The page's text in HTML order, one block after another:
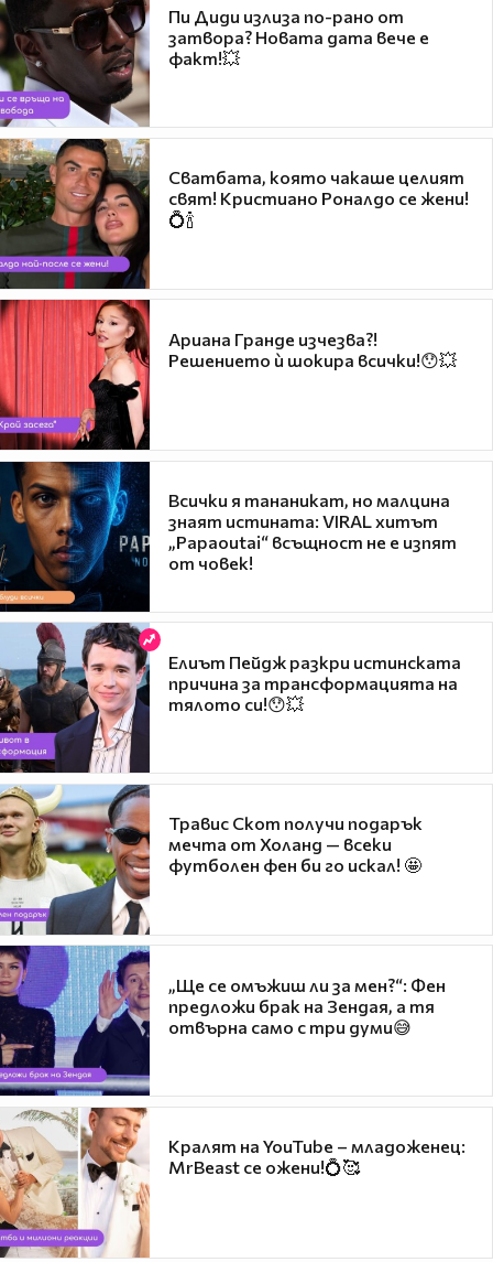
Пи Диди излиза по-рано от
затвора? Новата дата вече е
факт!💥
Сватбата, която чакаше целият
свят! Кристиано Роналдо се жени!
💍🍾
Ариана Гранде изчезва?!
Решението ѝ шокира всички!😯💥
Всички я тананикат, но малцина
знаят истината: VIRAL хитът
„Papaoutai“ всъщност не е изпят
от човек!
Елиът Пейдж разкри истинската
причина за трансформацията на
тялото си!😯💥
Травис Скот получи подарък
мечта от Холанд — всеки
футболен фен би го искал! 🤩
„Ще се омъжиш ли за мен?“: Фен
предложи брак на Зендая, а тя
отвърна само с три думи😅
Кралят на YouTube – младоженец:
MrBeast се ожени!💍🥰